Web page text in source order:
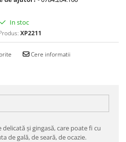
In stoc
XP2211
Cere informatii
și gingasă, care poate fi cu
de gală, de seară, de ocazie.